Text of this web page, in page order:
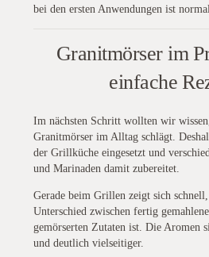
bei den ersten Anwendungen ist
Granitmörser im
einfache
Im nächsten Schritt wollten wir
Granitmörser im Alltag schlägt.
der Grillküche eingesetzt und
und Marinaden damit zubereitet.
Gerade beim Grillen zeigt sich
Unterschied zwischen fertig
gemörserten Zutaten ist. Die Aromen
und deutlich vielseitiger.